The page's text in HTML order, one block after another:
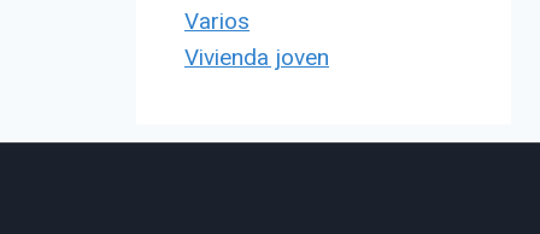
Varios
Vivienda joven